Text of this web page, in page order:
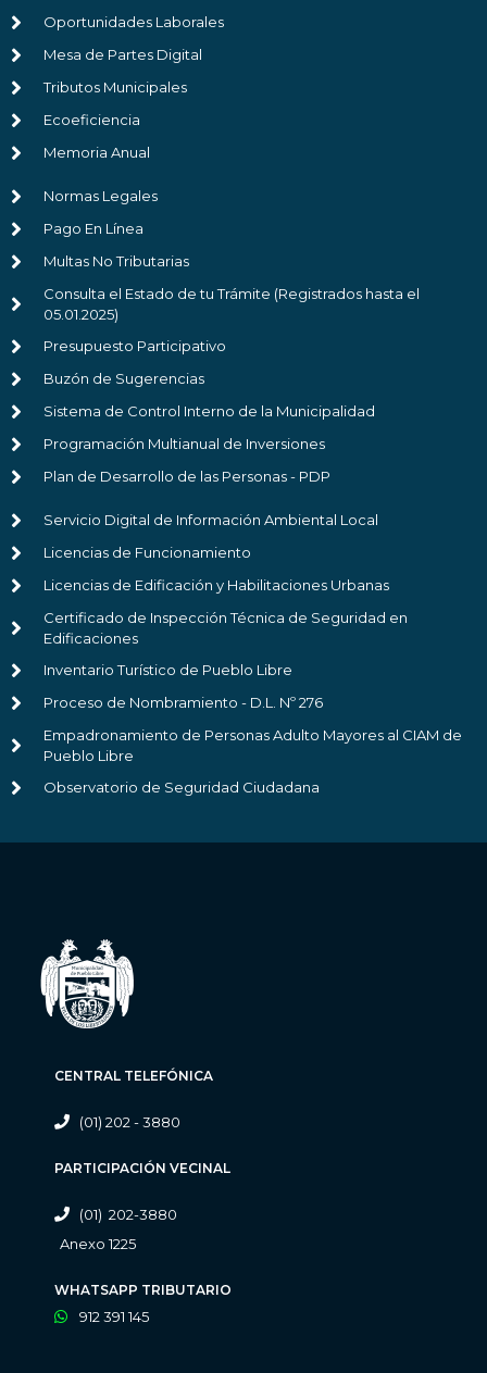
Oportunidades Laborales
Mesa de Partes Digital
Tributos Municipales
Ecoeficiencia
Memoria Anual
Normas Legales
Pago En Línea
Multas No Tributarias
Consulta el Estado de tu Trámite (Registrados hasta el
05.01.2025)
Presupuesto Participativo
Buzón de Sugerencias
Sistema de Control Interno de la Municipalidad
Programación Multianual de Inversiones
Plan de Desarrollo de las Personas - PDP
Servicio Digital de Información Ambiental Local
Licencias de Funcionamiento
Licencias de Edificación y Habilitaciones Urbanas
Certificado de Inspección Técnica de Seguridad en
Edificaciones
Inventario Turístico de Pueblo Libre
Proceso de Nombramiento - D.L. Nº 276
Empadronamiento de Personas Adulto Mayores al CIAM de
Pueblo Libre
Observatorio de Seguridad Ciudadana
CENTRAL TELEFÓNICA
(01) 202 - 3880
PARTICIPACIÓN VECINAL
(01) 202-3880
Anexo 1225
WHATSAPP TRIBUTARIO
912 391 145